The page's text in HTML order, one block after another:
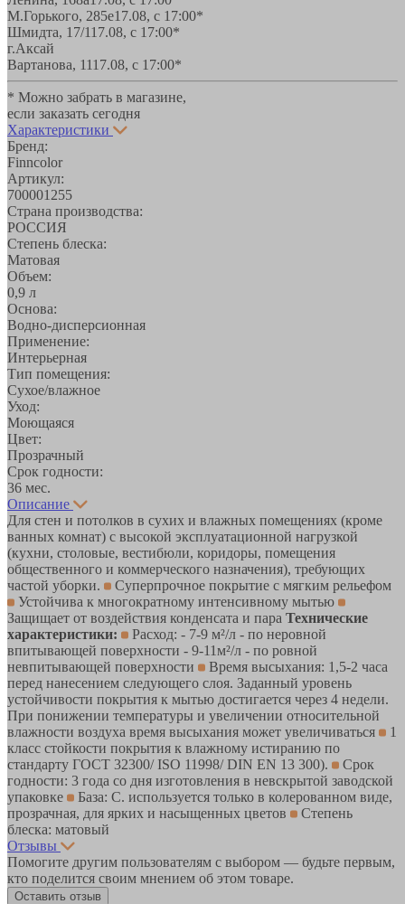
М.Горького, 285е17.08, с 17:00*
Шмидта, 17/117.08, с 17:00*
г.Аксай
Вартанова, 1117.08, с 17:00*
* Можно забрать в магазине,
если заказать сегодня
Характеристики
Бренд:
Finncolor
Артикул:
700001255
Страна производства:
РОССИЯ
Степень блеска:
Матовая
Объем:
0,9 л
Основа:
Водно-дисперсионная
Применение:
Интерьерная
Тип помещения:
Сухое/влажное
Уход:
Моющаяся
Цвет:
Прозрачный
Срок годности:
36 мес.
Описание
Для стен и потолков в сухих и влажных помещениях (кроме
ванных комнат) c высокой эксплуатационной нагрузкой
(кухни, столовые, вестибюли, коридоры, помещения
общественного и коммерческого назначения), требующих
частой уборки.
Суперпрочное покрытие с мягким рельефом
Устойчива к многократному интенсивному мытью
Защищает от воздействия конденсата и пара Технические
характеристики:
Расход: - 7-9 м²/л - по неровной
впитывающей поверхности - 9-11м²/л - по ровной
невпитывающей поверхности
Время высыхания: 1,5-2 часа
перед нанесением следующего слоя. Заданный уровень
устойчивости покрытия к мытью достигается через 4 недели.
При понижении температуры и увеличении относительной
влажности воздуха время высыхания может увеличиваться
1
класс стойкости покрытия к влажному истиранию по
стандарту ГОСТ 32300/ ISO 11998/ DIN EN 13 300).
Срок
годности: 3 года со дня изготовления в невскрытой заводской
упаковке
База: C. используется только в колерованном виде,
прозрачная, для ярких и насыщенных цветов
Степень
блеска: матовый
Отзывы
Помогите другим пользователям с выбором — будьте первым,
кто поделится своим мнением об этом товаре.
Оставить отзыв